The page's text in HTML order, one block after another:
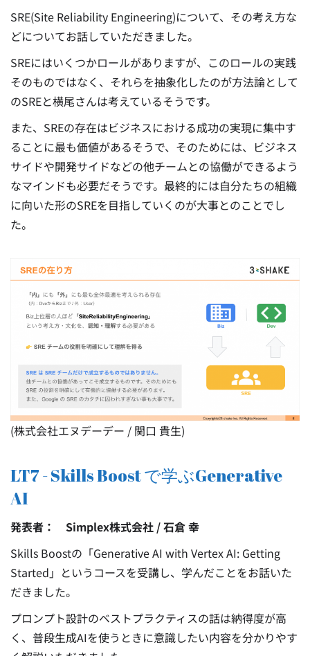
SRE(Site Reliability Engineering)について、その考え方な
どについてお話していただきました。
SREにはいくつかロールがありますが、このロールの実践
そのものではなく、それらを抽象化したのが方法論として
のSREと横尾さんは考えているそうです。
また、SREの存在はビジネスにおける成功の実現に集中す
ることに最も価値があるそうで、そのためには、ビジネス
サイドや開発サイドなどの他チームとの協働ができるよう
なマインドも必要だそうです。最終的には自分たちの組織
に向いた形のSREを目指していくのが大事とのことでし
た。
(株式会社エヌデーデー / 関口 貴生)
LT7 - Skills Boost で学ぶGenerative
AI
発表者： Simplex株式会社 / 石倉 幸
Skills Boostの「Generative AI with Vertex AI: Getting
Started」というコースを受講し、学んだことをお話いた
だきました。
プロンプト設計のベストプラクティスの話は納得度が高
く、普段生成AIを使うときに意識したい内容を分かりやす